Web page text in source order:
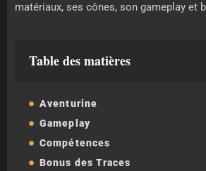
matériaux, ses cônes, son gameplay et
Table des matières
Aventurine
Gameplay
Compétences
Bonus des Traces